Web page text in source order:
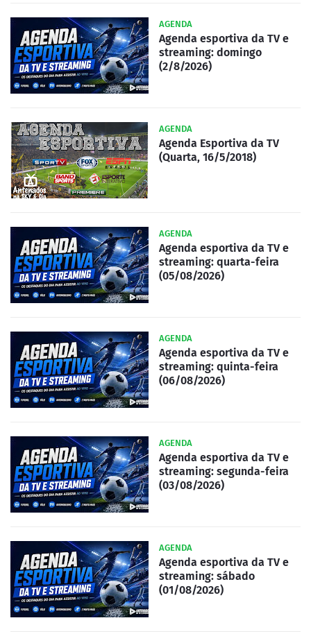
AGENDA
Agenda esportiva da TV e
streaming: domingo
(2/8/2026)
AGENDA
Agenda Esportiva da TV
(Quarta, 16/5/2018)
AGENDA
Agenda esportiva da TV e
streaming: quarta-feira
(05/08/2026)
AGENDA
Agenda esportiva da TV e
streaming: quinta-feira
(06/08/2026)
AGENDA
Agenda esportiva da TV e
streaming: segunda-feira
(03/08/2026)
AGENDA
Agenda esportiva da TV e
streaming: sábado
(01/08/2026)